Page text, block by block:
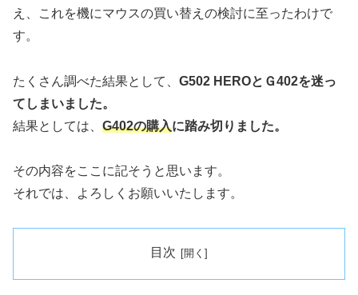
え、これを機にマウスの買い替えの検討に至ったわけで
す。
たくさん調べた結果として、 G502 HEROとＧ402を迷っ
てしまいました。
結果としては、 G402の購入に踏み切りました。
その内容をここに記そうと思います。
それでは、よろしくお願いいたします。
目次